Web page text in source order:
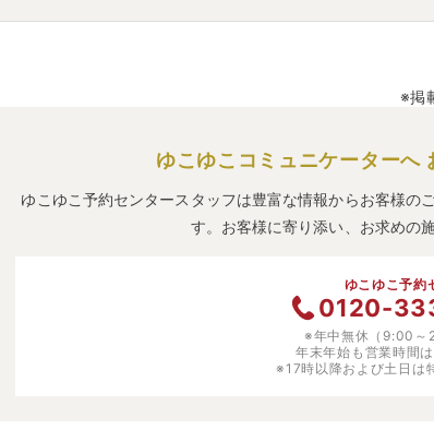
※掲
ゆこゆこコミュニケーターへ
ゆこゆこ予約センタースタッフは豊富な情報からお客様の
す。お客様に寄り添い、お求めの
ゆこゆこ予約
0120-
※年中無休（9:00～
年末年始も営業時間は
※17時以降および土日は